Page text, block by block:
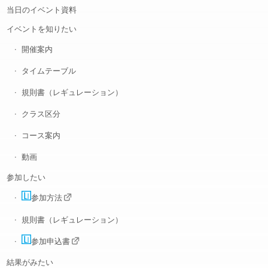
当日のイベント資料
イベントを知りたい
開催案内
タイムテーブル
規則書（レギュレーション）
クラス区分
コース案内
動画
参加したい
参加方法
規則書（レギュレーション）
参加申込書
結果がみたい